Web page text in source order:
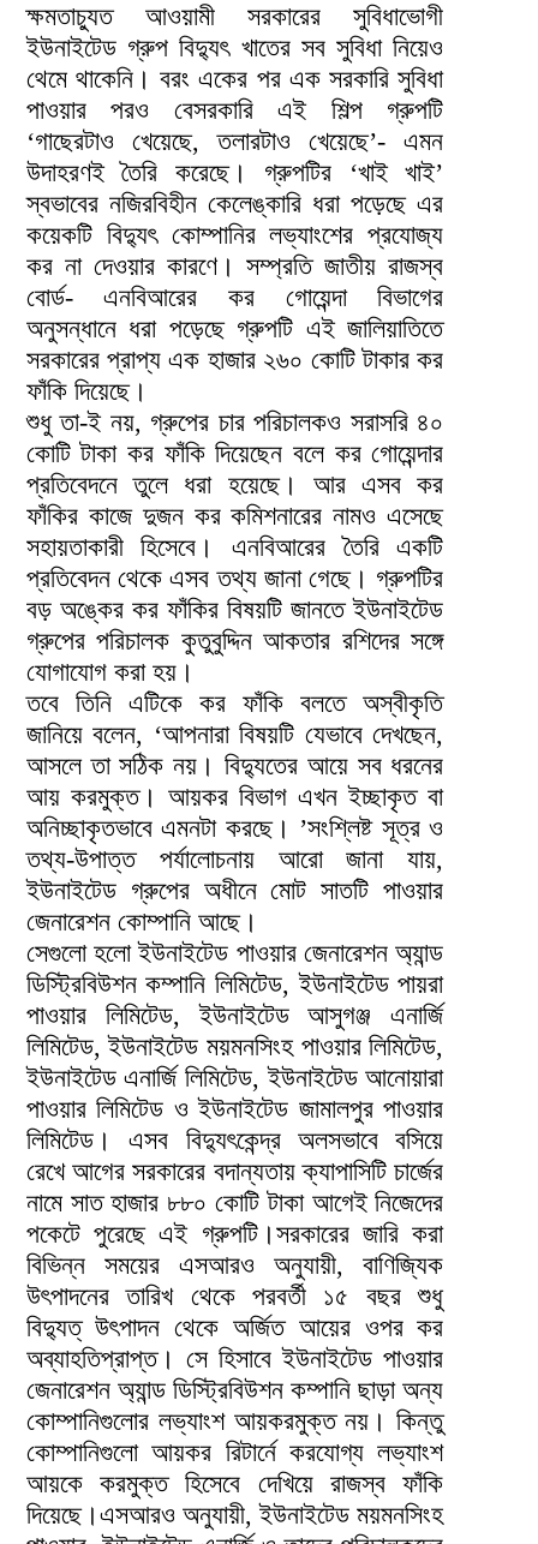
ক্ষমতাচ্যুত আওয়ামী সরকারের সুবিধাভোগী
ইউনাইটেড গ্রুপ বিদ্যুৎ খাতের সব সুবিধা নিয়েও
থেমে থাকেনি। বরং একের পর এক সরকারি সুবিধা
পাওয়ার পরও বেসরকারি এই শিল্প গ্রুপটি
‘গাছেরটাও খেয়েছে, তলারটাও খেয়েছে’- এমন
উদাহরণই তৈরি করেছে। গ্রুপটির ‘খাই খাই’
স্বভাবের নজিরবিহীন কেলেঙ্কারি ধরা পড়েছে এর
কয়েকটি বিদ্যুৎ কোম্পানির লভ্যাংশের প্রযোজ্য
কর না দেওয়ার কারণে। সম্প্রতি জাতীয় রাজস্ব
বোর্ড- এনবিআরের কর গোয়েন্দা বিভাগের
অনুসন্ধানে ধরা পড়েছে গ্রুপটি এই জালিয়াতিতে
সরকারের প্রাপ্য এক হাজার ২৬০ কোটি টাকার কর
ফাঁকি দিয়েছে।
শুধু তা-ই নয়, গ্রুপের চার পরিচালকও সরাসরি ৪০
কোটি টাকা কর ফাঁকি দিয়েছেন বলে কর গোয়েন্দার
প্রতিবেদনে তুলে ধরা হয়েছে। আর এসব কর
ফাঁকির কাজে দুজন কর কমিশনারের নামও এসেছে
সহায়তাকারী হিসেবে। এনবিআরের তৈরি একটি
প্রতিবেদন থেকে এসব তথ্য জানা গেছে। গ্রুপটির
বড় অঙ্কের কর ফাঁকির বিষয়টি জানতে ইউনাইটেড
গ্রুপের পরিচালক কুতুবুদ্দিন আকতার রশিদের সঙ্গে
যোগাযোগ করা হয়।
তবে তিনি এটিকে কর ফাঁকি বলতে অস্বীকৃতি
জানিয়ে বলেন, ‘আপনারা বিষয়টি যেভাবে দেখছেন,
আসলে তা সঠিক নয়। বিদ্যুতের আয়ে সব ধরনের
আয় করমুক্ত। আয়কর বিভাগ এখন ইচ্ছাকৃত বা
অনিচ্ছাকৃতভাবে এমনটা করছে। ’সংশ্লিষ্ট সূত্র ও
তথ্য-উপাত্ত পর্যালোচনায় আরো জানা যায়,
ইউনাইটেড গ্রুপের অধীনে মোট সাতটি পাওয়ার
জেনারেশন কোম্পানি আছে।
সেগুলো হলো ইউনাইটেড পাওয়ার জেনারেশন অ্যান্ড
ডিস্ট্রিবিউশন কম্পানি লিমিটেড, ইউনাইটেড পায়রা
পাওয়ার লিমিটেড, ইউনাইটেড আসুগঞ্জ এনার্জি
লিমিটেড, ইউনাইটেড ময়মনসিংহ পাওয়ার লিমিটেড,
ইউনাইটেড এনার্জি লিমিটেড, ইউনাইটেড আনোয়ারা
পাওয়ার লিমিটেড ও ইউনাইটেড জামালপুর পাওয়ার
লিমিটেড। এসব বিদ্যুৎকেন্দ্র অলসভাবে বসিয়ে
রেখে আগের সরকারের বদান্যতায় ক্যাপাসিটি চার্জের
নামে সাত হাজার ৮৮০ কোটি টাকা আগেই নিজেদের
পকেটে পুরেছে এই গ্রুপটি।সরকারের জারি করা
বিভিন্ন সময়ের এসআরও অনুযায়ী, বাণিজ্যিক
উৎপাদনের তারিখ থেকে পরবর্তী ১৫ বছর শুধু
বিদ্যুত্ উৎপাদন থেকে অর্জিত আয়ের ওপর কর
অব্যাহতিপ্রাপ্ত। সে হিসাবে ইউনাইটেড পাওয়ার
জেনারেশন অ্যান্ড ডিস্ট্রিবিউশন কম্পানি ছাড়া অন্য
কোম্পানিগুলোর লভ্যাংশ আয়করমুক্ত নয়। কিন্তু
কোম্পানিগুলো আয়কর রিটার্নে করযোগ্য লভ্যাংশ
আয়কে করমুক্ত হিসেবে দেখিয়ে রাজস্ব ফাঁকি
দিয়েছে।এসআরও অনুযায়ী, ইউনাইটেড ময়মনসিংহ